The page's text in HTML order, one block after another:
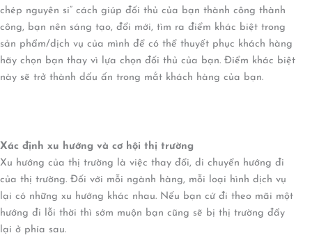
chép nguyên si” cách giúp đối thủ của bạn thành công thành
công, bạn nên sáng tạo, đổi mới, tìm ra điểm khác biệt trong
sản phẩm/dịch vụ của mình để có thể thuyết phục khách hàng
hãy chọn bạn thay vì lựa chọn đối thủ của bạn. Điểm khác biệt
này sẽ trở thành dấu ấn trong mắt khách hàng của bạn.
Xác định xu hướng và cơ hội thị trường
Xu hướng của thị trường là việc thay đổi, di chuyển hướng đi
của thị trường. Đối với mỗi ngành hàng, mỗi loại hình dịch vụ
lại có những xu hướng khác nhau. Nếu bạn cứ đi theo mãi một
hướng đi lỗi thời thì sớm muộn bạn cũng sẽ bị thị trường đẩy
lại ở phía sau.